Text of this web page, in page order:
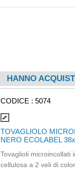
HANNO
CODICE : 5074
compare_arrows
TOVAGLIOLO
NERO ECOLABEL
Tovaglioli microincollati
cellulosa a 2 veli di